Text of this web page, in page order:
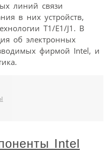
линий связи
в них устройств,
T1/E1/J1. В
об электронных
фирмой Intel, и
Intel